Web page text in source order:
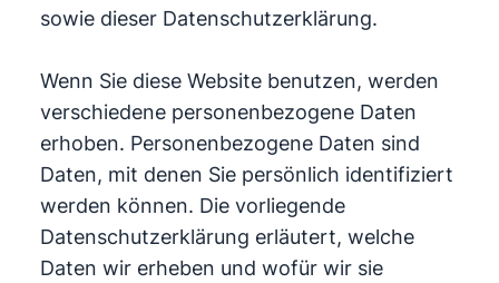
sowie dieser Datenschutzerklärung.
Wenn Sie diese Website benutzen, werden
verschiedene personenbezogene Daten
erhoben. Personenbezogene Daten sind
Daten, mit denen Sie persönlich identifiziert
werden können. Die vorliegende
Datenschutzerklärung erläutert, welche
Daten wir erheben und wofür wir sie